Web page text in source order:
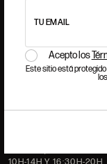
TU EMAIL
Acepto los
Este sitio está
los
PREGUNTAS
DÓNDE